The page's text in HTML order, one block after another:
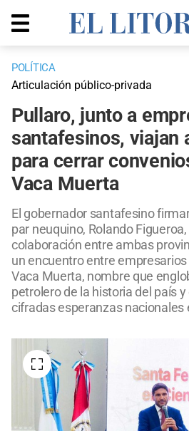
POLÍTICA
Articulación público-privada
Pullaro, junto a
santafesinos, viajan
para cerrar
Vaca Muerta
El gobernador santafesino
par neuquino, Rolando
colaboración entre ambas
un encuentro entre
Vaca Muerta, nombre que
petrolero de la historia del país
cifradas esperanzas nacionales